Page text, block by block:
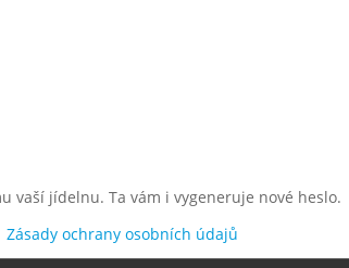
vaší jídelnu. Ta vám i vygeneruje nové heslo.
Zásady ochrany osobních údajů